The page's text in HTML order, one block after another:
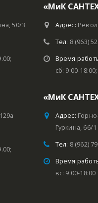
50/3
«МиК
Адрес:
Тел: 8 (963)
Время
сб: 9:00-
«МиК
Адрес:
Гуркина, 66/1
Тел: 8 (962)
Время
вс: 9:00-18:00